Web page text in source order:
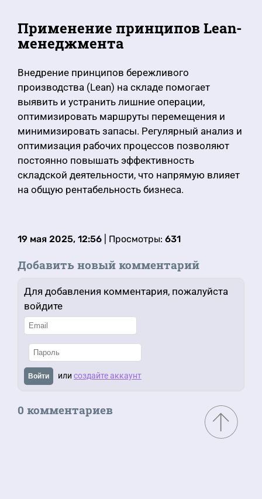
Применение принципов Lean-
менеджмента
Внедрение принципов бережливого
производства (Lean) на складе помогает
выявить и устранить лишние операции,
оптимизировать маршруты перемещения и
минимизировать запасы. Регулярный анализ и
оптимизация рабочих процессов позволяют
постоянно повышать эффективность
складской деятельности, что напрямую влияет
на общую рентабельность бизнеса.
19 мая 2025, 12:56 | Просмотры: 631
Добавить новый комментарий
Для добавления комментария, пожалуйста
войдите
Войти или создайте аккаунт
0 комментариев